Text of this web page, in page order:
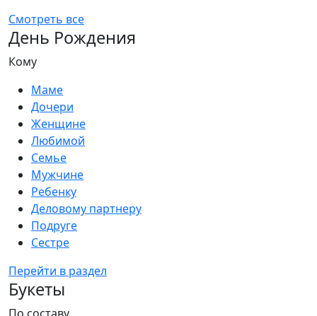
Смотреть все
День Рождения
Кому
Маме
Дочери
Женщине
Любимой
Семье
Мужчине
Ребенку
Деловому партнеру
Подруге
Сестре
Перейти в раздел
Букеты